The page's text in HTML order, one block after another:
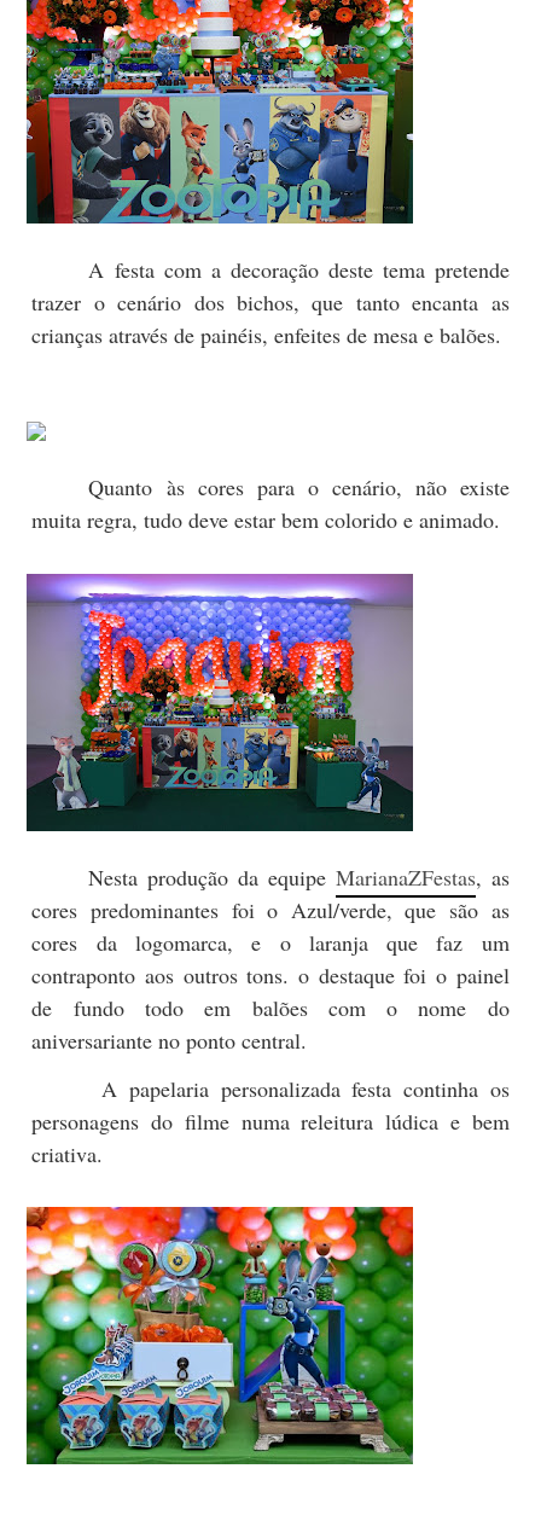
A festa com a decoração deste tema pretende
trazer o cenário dos bichos, que tanto encanta as
crianças através de painéis, enfeites de mesa e balões.
Quanto às cores para o cenário, não existe
muita regra, tudo deve estar bem colorido e animado.
Nesta produção da equipe MarianaZFestas, as
cores predominantes foi o Azul/verde, que são as
cores da logomarca, e o laranja que faz um
contraponto aos outros tons. o destaque foi o painel
de fundo todo em balões com o nome do
aniversariante no ponto central.
A papelaria personalizada festa continha os
personagens do filme numa releitura lúdica e bem
criativa.